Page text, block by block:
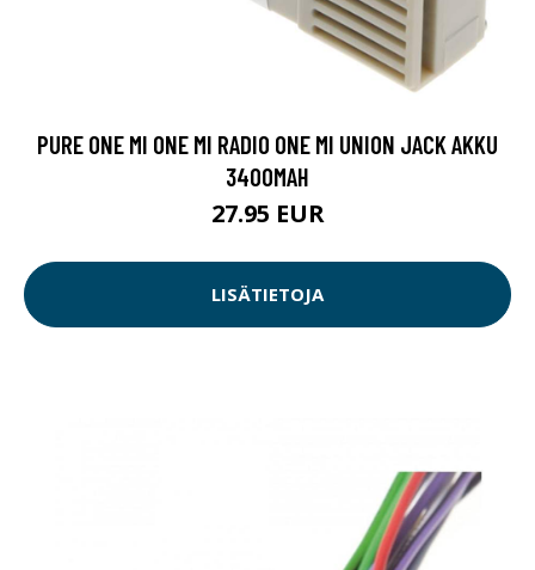
PURE ONE MI ONE MI RADIO ONE MI UNION JACK AKKU
3400MAH
27.95 EUR
LISÄTIETOJA